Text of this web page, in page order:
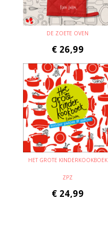
DE ZOETE OVEN
€ 26,99
HET GROTE KINDERKOOKBOEK
ZPZ
€ 24,99